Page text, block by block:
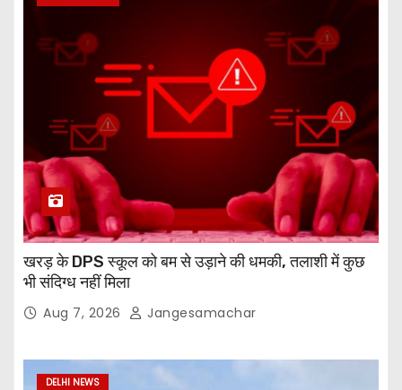
खरड़ के DPS स्कूल को बम से उड़ाने की धमकी, तलाशी में कुछ
भी संदिग्ध नहीं मिला
Aug 7, 2026 Jangesamachar
DELHI NEWS